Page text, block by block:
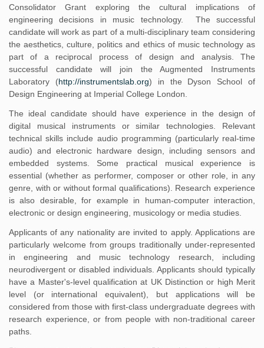
Consolidator Grant exploring the cultural implications of
engineering decisions in music technology. The successful
candidate will work as part of a multi-disciplinary team considering
the aesthetics, culture, politics and ethics of music technology as
part of a reciprocal process of design and analysis. The
successful candidate will join the Augmented Instruments
Laboratory (http://instrumentslab.org) in the Dyson School of
Design Engineering at Imperial College London.
The ideal candidate should have experience in the design of
digital musical instruments or similar technologies. Relevant
technical skills include audio programming (particularly real-time
audio) and electronic hardware design, including sensors and
embedded systems. Some practical musical experience is
essential (whether as performer, composer or other role, in any
genre, with or without formal qualifications). Research experience
is also desirable, for example in human-computer interaction,
electronic or design engineering, musicology or media studies.
Applicants of any nationality are invited to apply. Applications are
particularly welcome from groups traditionally under-represented
in engineering and music technology research, including
neurodivergent or disabled individuals. Applicants should typically
have a Master's-level qualification at UK Distinction or high Merit
level (or international equivalent), but applications will be
considered from those with first-class undergraduate degrees with
research experience, or from people with non-traditional career
paths.